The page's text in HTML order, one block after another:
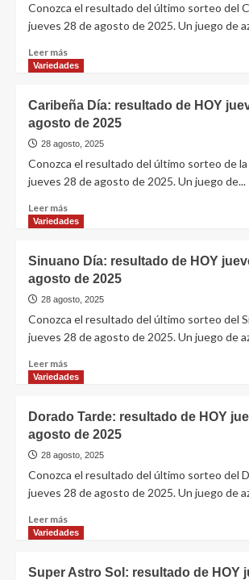
Conozca el resultado del último sorteo del
jueves 28 de agosto de 2025. Un juego de
Leer más
Variedades
Caribeña Día: resultado de HOY
agosto de 2025
28 agosto, 2025
Conozca el resultado del último sorteo de la
jueves 28 de agosto de 2025. Un juego de...
Leer más
Variedades
Sinuano Día: resultado de HOY
agosto de 2025
28 agosto, 2025
Conozca el resultado del último sorteo del
jueves 28 de agosto de 2025. Un juego de
Leer más
Variedades
Dorado Tarde: resultado de HOY
agosto de 2025
28 agosto, 2025
Conozca el resultado del último sorteo del
jueves 28 de agosto de 2025. Un juego de
Leer más
Variedades
Super Astro Sol: resultado de HOY